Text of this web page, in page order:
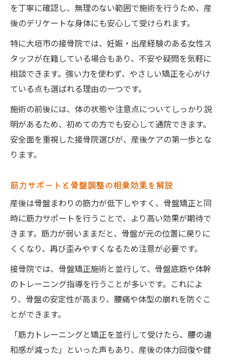
を丁寧に確認し、無理のない範囲で施術を行うため、産
後のデリケートな身体にも安心して受けられます。
特に大垣市の接骨院では、妊娠・出産経験のある女性ス
タッフが在籍している場合もあり、不安や疑問を気軽に
相談できます。強い力を使わず、やさしい矯正を心がけ
ている点も選ばれる理由の一つです。
施術の前後には、体の状態や注意点についてしっかり説
明があるため、初めての方でも安心して通院できます。
安全面を重視した接骨院選びが、産後ケアの第一歩とな
ります。
筋力サポートと骨盤調整の相乗効果を解説
産後は骨盤まわりの筋力が低下しやすく、骨盤矯正と同
時に筋力サポートを行うことで、より高い効果が期待で
きます。筋力が弱いままだと、骨盤が元の位置に戻りに
くくなり、再び歪みやすくなるため注意が必要です。
接骨院では、骨盤矯正施術と並行して、骨盤底筋や体幹
のトレーニング指導を行うことが多いです。これによ
り、骨盤の安定性が高まり、腰痛や体型の崩れを防ぐこ
とができます。
「筋力トレーニングと矯正を並行して受けたら、腰の違
和感が減った」といった声もあり、産後の体力回復や健